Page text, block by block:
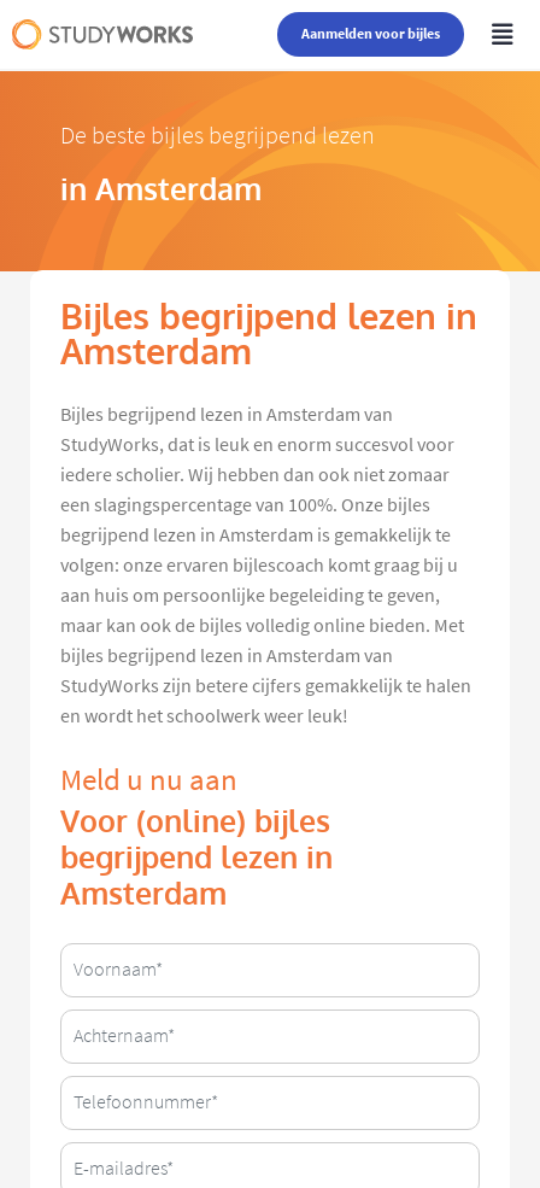
Aanmelden voor bijles
De beste bijles begrijpend lezen
in Amsterdam
Bijles begrijpend lezen in
Amsterdam
Bijles begrijpend lezen in Amsterdam van
StudyWorks, dat is leuk en enorm succesvol voor
iedere scholier. Wij hebben dan ook niet zomaar
een slagingspercentage van 100%. Onze bijles
begrijpend lezen in Amsterdam is gemakkelijk te
volgen: onze ervaren bijlescoach komt graag bij u
aan huis om persoonlijke begeleiding te geven,
maar kan ook de bijles volledig online bieden. Met
bijles begrijpend lezen in Amsterdam van
StudyWorks zijn betere cijfers gemakkelijk te halen
en wordt het schoolwerk weer leuk!
Meld u nu aan
Voor (online) bijles
begrijpend lezen in
Amsterdam